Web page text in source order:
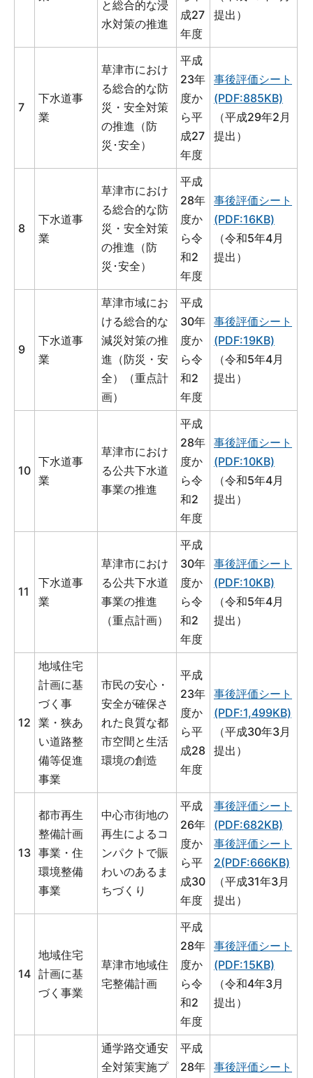
と総合的な浸
水対策の推進
成27
年度
提出）
7
下水道事
業
草津市におけ
る総合的な防
災・安全対策
の推進（防
災･安全）
平成
23年
度か
ら平
成27
年度
事後評価シート
(PDF:885KB)
（平成29年2月
提出）
8
下水道事
業
草津市におけ
る総合的な防
災・安全対策
の推進（防
災･安全）
平成
28年
度か
ら令
和2
年度
事後評価シート
(PDF:16KB)
（令和5年4月
提出）
9
下水道事
業
草津市域にお
ける総合的な
減災対策の推
進（防災・安
全）（重点計
画）
平成
30年
度か
ら令
和2
年度
事後評価シート
(PDF:19KB)
（令和5年4月
提出）
10
下水道事
業
草津市におけ
る公共下水道
事業の推進
平成
28年
度か
ら令
和2
年度
事後評価シート
(PDF:10KB)
（令和5年4月
提出）
11
下水道事
業
草津市におけ
る公共下水道
事業の推進
（重点計画）
平成
30年
度か
ら令
和2
年度
事後評価シート
(PDF:10KB)
（令和5年4月
提出）
12
地域住宅
計画に基
づく事
業・狭あ
い道路整
備等促進
事業
市民の安心・
安全が確保さ
れた良質な都
市空間と生活
環境の創造
平成
23年
度か
ら平
成28
年度
事後評価シート
(PDF:1,499KB)
（平成30年3月
提出）
13
都市再生
整備計画
事業・住
環境整備
事業
中心市街地の
再生によるコ
ンパクトで賑
わいのあるま
ちづくり
平成
26年
度か
ら平
成30
年度
事後評価シート
(PDF:682KB)
事後評価シート
2(PDF:666KB)
（平成31年3月
提出）
14
地域住宅
計画に基
づく事業
草津市地域住
宅整備計画
平成
28年
度か
ら令
和2
年度
事後評価シート
(PDF:15KB)
（令和4年3月
提出）
通学路交通安
全対策実施プ
平成
28年 事後評価シート